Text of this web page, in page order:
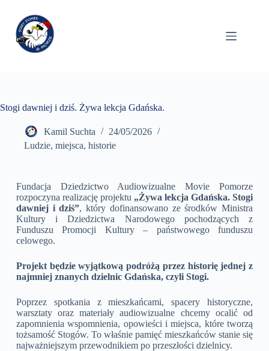
Stogi dawniej i dziś. Żywa lekcja Gdańska.
Kamil Suchta
24/05/2026
Ludzie, miejsca, historie
Fundacja Dziedzictwo Audiowizualne Movie Pomorze
rozpoczyna realizację projektu „Żywa lekcja Gdańska. Stogi
dawniej i dziś”, który dofinansowano ze środków Ministra
Kultury i Dziedzictwa Narodowego pochodzących z
Funduszu Promocji Kultury – państwowego funduszu
celowego.
Projekt będzie wyjątkową podróżą przez historię jednej z
najmniej znanych dzielnic Gdańska, czyli Stogi.
Poprzez spotkania z mieszkańcami, spacery historyczne,
warsztaty oraz materiały audiowizualne chcemy ocalić od
zapomnienia wspomnienia, opowieści i miejsca, które tworzą
tożsamość Stogów. To właśnie pamięć mieszkańców stanie się
najważniejszym przewodnikiem po przeszłości dzielnicy.